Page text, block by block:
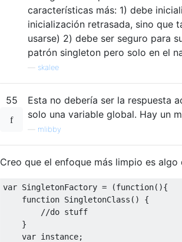
características más: 1) debe
inicialización retrasada, sino que
usarse) 2) debe ser seguro para
patrón singleton pero solo en el
skalee
55
Esta no debería ser la respuesta
solo una variable global. Hay un
mlibby
Creo que el enfoque más limpio es algo
var SingletonFactory = (function(){
function SingletonClass ()
{
//do stuff
}
var instance;